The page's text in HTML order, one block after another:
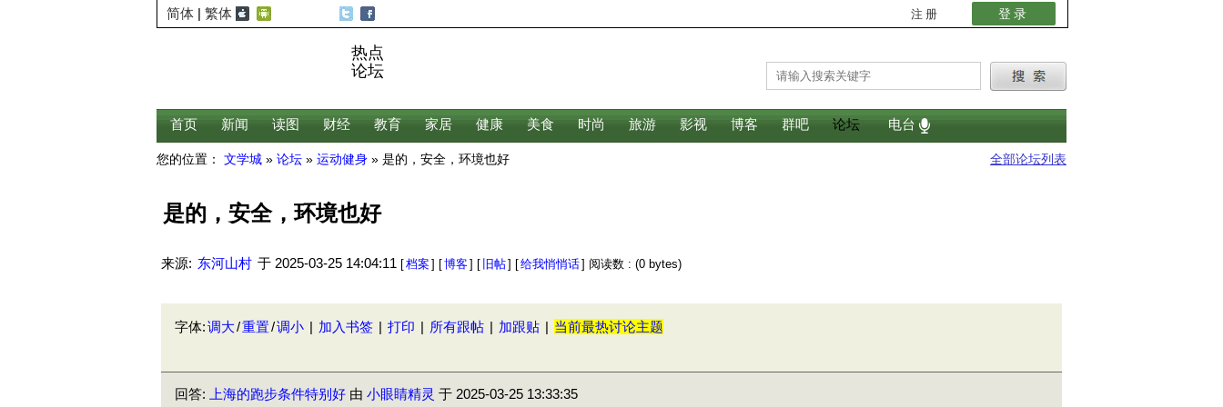
简体 | 繁体 注册 登录
热点
论坛
首页 新闻 读图 财经 教育 家居 健康 美食 时尚 旅游 影视 博客 群吧 论坛 电台
您的位置： 文学城 » 论坛 » 运动健身 » 是的，安全，环境也好 全部论坛列表
是的，安全，环境也好
来源: 东河山村 于 2025-03-25 14:04:11 档案 博客 旧帖 给我悄悄话 ] 阅读数 : (0 bytes)
字体:调大/重置/调小 | 加入书签 | 打印 | 所有跟帖 | 加跟贴 | 当前最热讨论主题
回答: 上海的跑步条件特别好 由 小眼睛精灵 于 2025-03-25 13:33:35